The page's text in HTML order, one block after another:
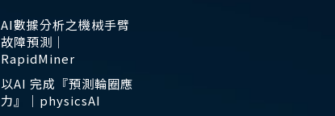
AI數據分析之機械手臂
故障預測｜
RapidMiner
以AI 完成『預測輪圈應
力』｜physicsAI